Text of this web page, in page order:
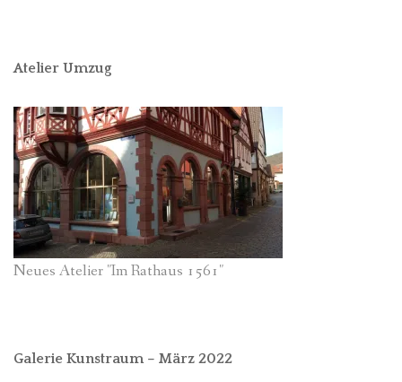
Atelier Umzug
Neues Atelier "Im Rathaus 1561"
Galerie Kunstraum – März 2022